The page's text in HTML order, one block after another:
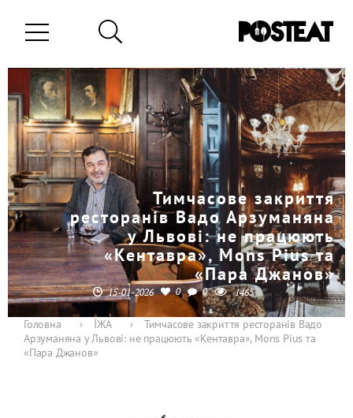
Тимчасове закриття
ресторанів Вадо Арзуманяна
у Львові: не працюють
«Кентавра», Mons Pius та
«Пара Джанов»
15-01-2026 0 0 1465
Головна › ЇЖА ›
Тимчасове закриття ресторанів Вадо
Арзуманяна у Львові: не працюють «Кентавра», Mons Pius та
«Пара Джанов»